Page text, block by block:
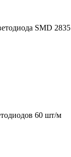
SMD 2835
60 шт/м